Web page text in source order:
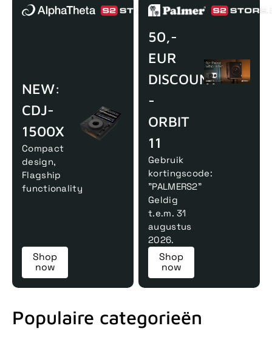
NEW:
CDJ-
1500X
Compact
design,
Flagship
functionality
Shop
now
50,-
EUR
DISCOUNT
-
ORBIT
11
Gebruik
kortingscode:
"PALMERS2"
Geldig
t.e.m. 31
augustus
2026.
Shop
now
Populaire categorieën